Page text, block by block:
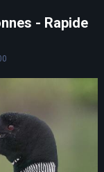
- Rapide